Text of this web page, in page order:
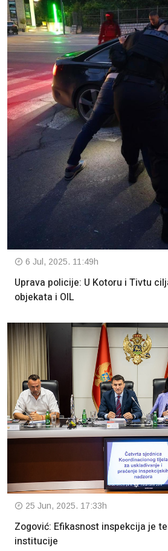
6 Jul, 2025. 11:49h
Uprava policije: U Kotoru i Tivtu
objekata i OIL
25 Jun, 2025. 17:33h
Zogović: Efikasnost inspekcija je
institucije